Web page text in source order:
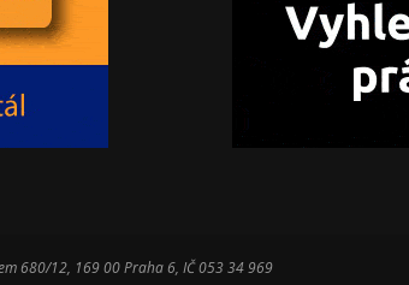
680/12, 169 00 Praha 6, IČ 053 34 969